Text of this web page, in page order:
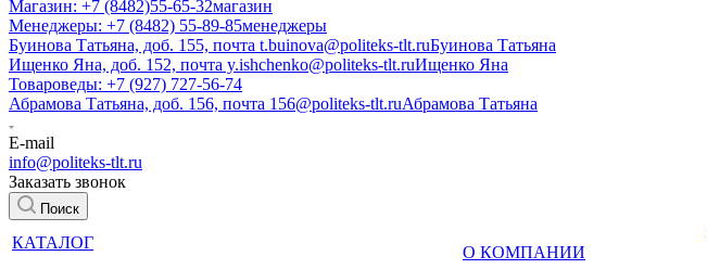
Магазин: +7 (8482)55-65-32магазин
Менеджеры: +7 (8482) 55-89-85менеджеры
Буинова Татьяна, доб. 155, почта t.buinova@politeks-tlt.ruБуинова Татьяна
Ищенко Яна, доб. 152, почта y.ishchenko@politeks-tlt.ruИщенко Яна
Товароведы: +7 (927) 727-56-74
Абрамова Татьяна, доб. 156, почта 156@politeks-tlt.ruАбрамова Татьяна
E-mail
info@politeks-tlt.ru
Заказать звонок
Поиск
КАТАЛОГ
О КОМПАНИИ